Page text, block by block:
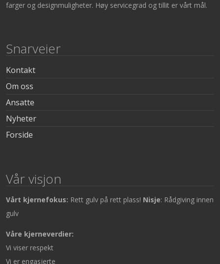
farger og designmuligheter. Høy servicegrad og tillit er vårt mål.
Snarveier
Kontakt
Om oss
Ansatte
Nyheter
Forside
Vår visjon
Vårt kjernefokus: Rett gulv på rett plass! Nisje: Rådgiving innen
gulv
Våre kjerneverdier:
Vi viser respekt
Vi er engasjerte